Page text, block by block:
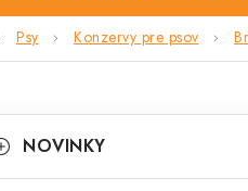
Psy Konzervy pre psov
NOVINKY